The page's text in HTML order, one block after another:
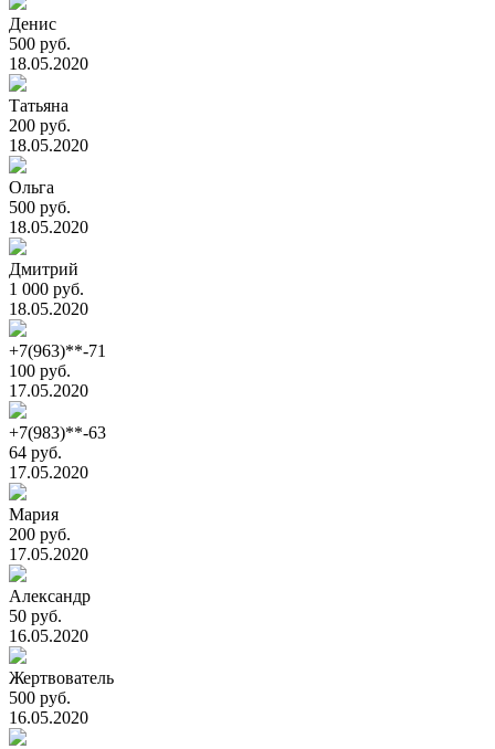
Денис
500 руб.
18.05.2020
Татьяна
200 руб.
18.05.2020
Ольга
500 руб.
18.05.2020
Дмитрий
1 000 руб.
18.05.2020
+7(963)**-71
100 руб.
17.05.2020
+7(983)**-63
64 руб.
17.05.2020
Мария
200 руб.
17.05.2020
Александр
50 руб.
16.05.2020
Жертвователь
500 руб.
16.05.2020